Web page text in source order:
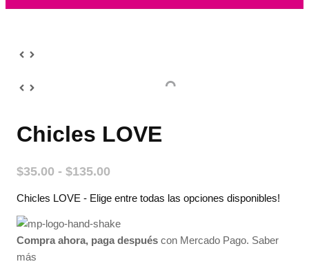
Chicles LOVE
$35.00 - $135.00
precios:
$35.00
hasta
Chicles LOVE - Elige entre todas las opciones disponibles!
Compra ahora, paga después con Mercado Pago. Saber
más